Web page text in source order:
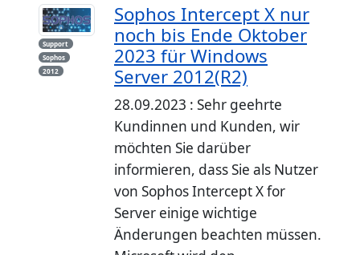
Support
Sophos
2012
Sophos Intercept X nur
noch bis Ende Oktober
2023 für Windows
Server 2012(R2)
28.09.2023 : Sehr geehrte
Kundinnen und Kunden, wir
möchten Sie darüber
informieren, dass Sie als Nutzer
von Sophos Intercept X for
Server einige wichtige
Änderungen beachten müssen.